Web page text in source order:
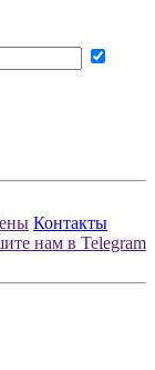
Контакты